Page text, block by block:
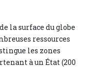
la surface du globe
ressources
les zones
à un État (200